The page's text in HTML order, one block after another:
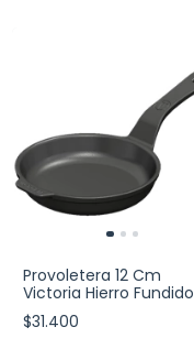
Provoletera 12 Cm
Victoria Hierro Fundido
$31.400